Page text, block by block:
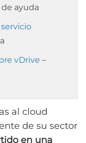
ayuda
vDrive –
al cloud
de su sector
en una